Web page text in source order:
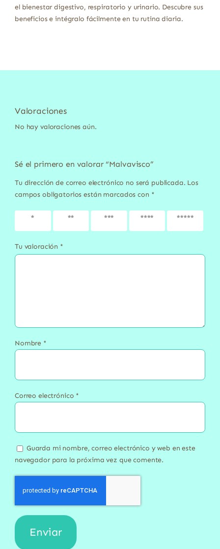
el bienestar digestivo, respiratorio y urinario. Descubre sus
beneficios e intégralo fácilmente en tu rutina diaria.
Valoraciones
No hay valoraciones aún.
Sé el primero en valorar “Malvavisco”
Tu dirección de correo electrónico no será publicada. Los
campos obligatorios están marcados con *
1 de 5
2 de 5
3 de 5
4 de 5
5 de 5
Tu valoración *
Nombre *
Correo electrónico *
Guarda mi nombre, correo electrónico y web en este
navegador para la próxima vez que comente.